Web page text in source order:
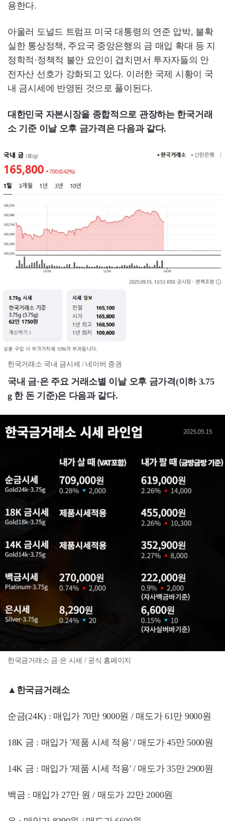
용한다.
아울러 도널드 트럼프 미국 대통령의 연준 압박, 불확
실한 통상정책, 주요국 중앙은행의 금 매입 확대 등 지
정학적·정책적 불안 요인이 겹치면서 투자자들의 안
전자산 선호가 강화되고 있다. 이러한 국제 시황이 국
내 금시세에 반영된 것으로 풀이된다.
대한민국 자본시장을 종합적으로 관장하는 한국거래
소 기준 이날 오후 금가격은 다음과 같다.
한국거래소 국내 금시세 / 네이버 증권
국내 금·은 주요 거래소별 이날 오후 금가격(이하 3.75
g 한 돈 기준)은 다음과 같다.
한국금거래소 금·은 시세 / 공식 홈페이지
▲ 한국금거래소
순금(24K) : 매입가 70만 9000원 / 매도가 61만 9000원
18K 금 : 매입가 '제품 시세 적용' / 매도가 45만 5000원
14K 금 : 매입가 '제품 시세 적용' / 매도가 35만 2900원
백금 : 매입가 27만 원 / 매도가 22만 2000원